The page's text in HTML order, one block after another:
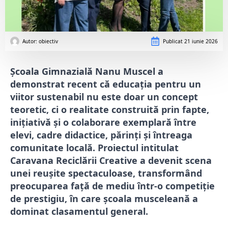
Autor: obiectiv Publicat 21 iunie 2026
Școala Gimnazială Nanu Muscel a
demonstrat recent că educația pentru un
viitor sustenabil nu este doar un concept
teoretic, ci o realitate construită prin fapte,
inițiativă și o colaborare exemplară între
elevi, cadre didactice, părinți și întreaga
comunitate locală. Proiectul intitulat
Caravana Reciclării Creative a devenit scena
unei reușite spectaculoase, transformând
preocuparea față de mediu într-o competiție
de prestigiu, în care școala musceleană a
dominat clasamentul general.